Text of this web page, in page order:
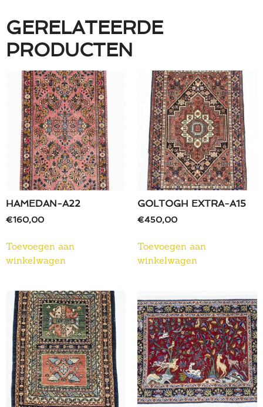
GERELATEERDE
PRODUCTEN
HAMEDAN-A22
€160,00
Toevoegen aan
winkelwagen
GOLTOGH EXTRA-A15
€450,00
Toevoegen aan
winkelwagen